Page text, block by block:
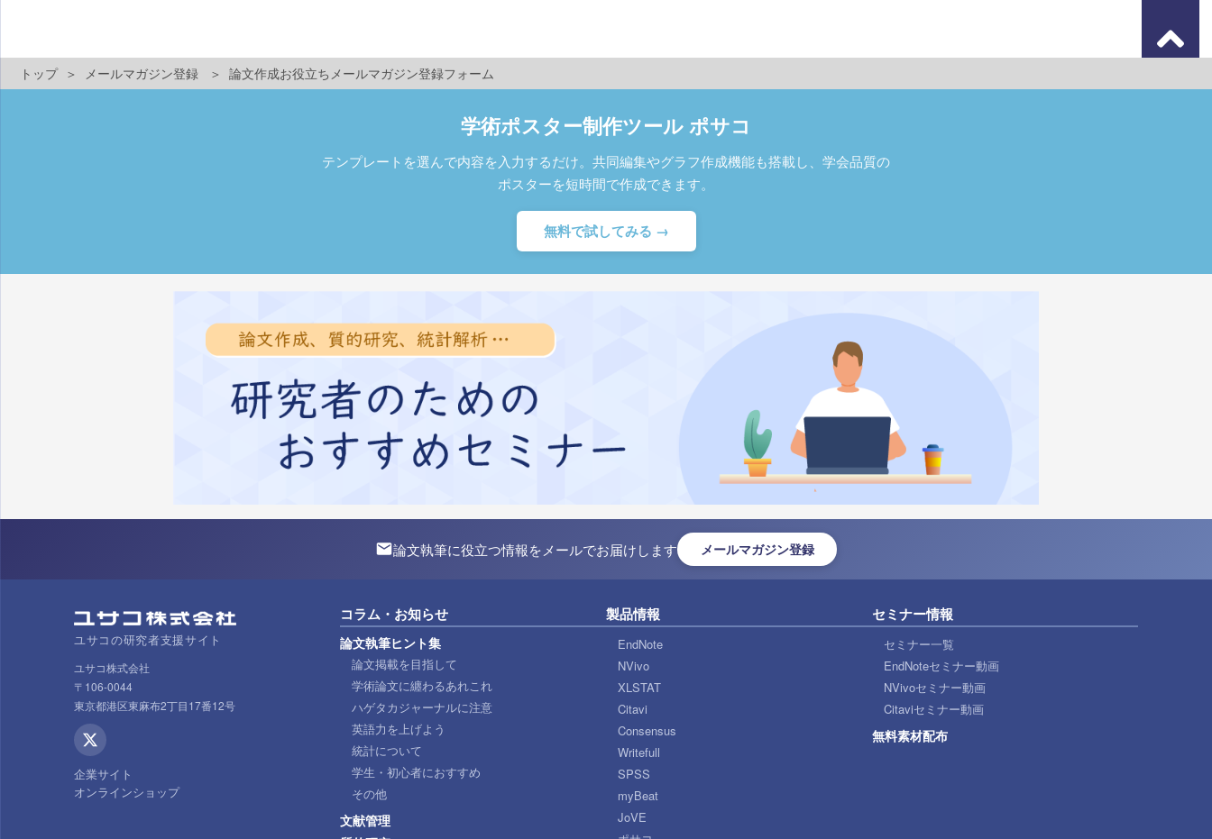
トップ メールマガジン登録 論文作成お役立ちメールマガジン登録フォーム
学術ポスター制作ツール ポサコ
テンプレートを選んで内容を入力するだけ。共同編集やグラフ作成機能も搭載し、学会品質の
ポスターを短時間で作成できます。
無料で試してみる →
論文執筆に役立つ情報をメールでお届けします メールマガジン登録
ユサコの研究者支援サイト
ユサコ株式会社
〒106-0044
東京都港区東麻布2丁目17番12号
企業サイト
オンラインショップ
コラム・お知らせ
論文執筆ヒント集
論文掲載を目指して
学術論文に纏わるあれこれ
ハゲタカジャーナルに注意
英語力を上げよう
統計について
学生・初心者におすすめ
その他
文献管理
製品情報
EndNote
NVivo
XLSTAT
Citavi
Consensus
Writefull
SPSS
myBeat
JoVE
セミナー情報
セミナー一覧
EndNoteセミナー動画
NVivoセミナー動画
Citaviセミナー動画
無料素材配布